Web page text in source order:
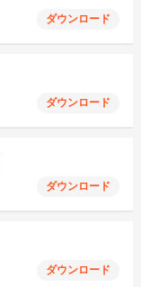
ダウンロード
ダウンロード
ダウンロード
ダウンロード